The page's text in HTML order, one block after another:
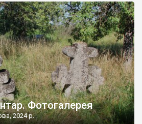
обгризають, бо то улюблений
у Голубечому ціла колекція
Село відносно невелике, […]
Фотогалерея
2024 р.